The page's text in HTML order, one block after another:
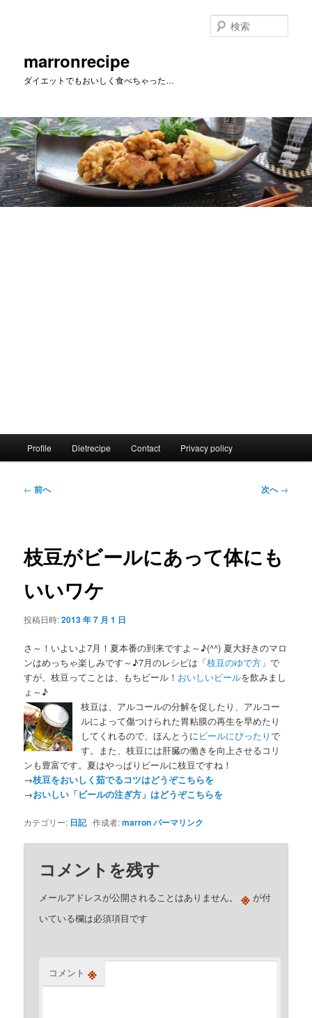
へ
移
動
marronrecipe
ダイエットでもおいしく食べちゃった…
索
Profile Dietrecipe Contact Privacy policy
投
ゲ
ー
ョ
← 前へ 次へ→
枝豆がビールにあって体にも
いいワケ
投稿日時:2013 年 7 月 1 日
さ～！いよいよ7月！夏本番の到来ですよ～♪(^^) 夏大好きのマロ
ンはめっちゃ楽しみです～♪7月のレシピは「枝豆のゆで方 」で
すが、枝豆ってことは、もちビール！ おいしいビールを飲みまし
ょ～♪
枝豆は、アルコールの分解を促したり、アルコー
ルによって傷つけられた胃粘膜の再生を早めたり
してくれるので、ほんとうにビールにぴったりで
す。また、枝豆には肝臓の働きを向上させるコリ
ンも豊富です。夏はやっぱりビールに枝豆ですね！
→枝豆をおいしく茹でるコツはどうぞこちらを
→おいしい「ビールの注ぎ方」はどうぞこちらを
カテゴリー: 日記作成者:marronパーマリンク
コメントを残す
メールアドレスが公開されることはありません。 ※ が付
いている欄は必須項目です
コメント ※